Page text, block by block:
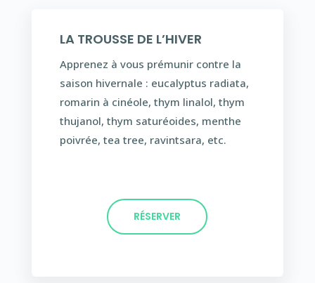
LA TROUSSE DE L’HIVER
Apprenez à vous prémunir contre la
saison hivernale : eucalyptus radiata,
romarin à cinéole, thym linalol, thym
thujanol, thym saturéoides, menthe
poivrée, tea tree, ravintsara, etc.
RÉSERVER